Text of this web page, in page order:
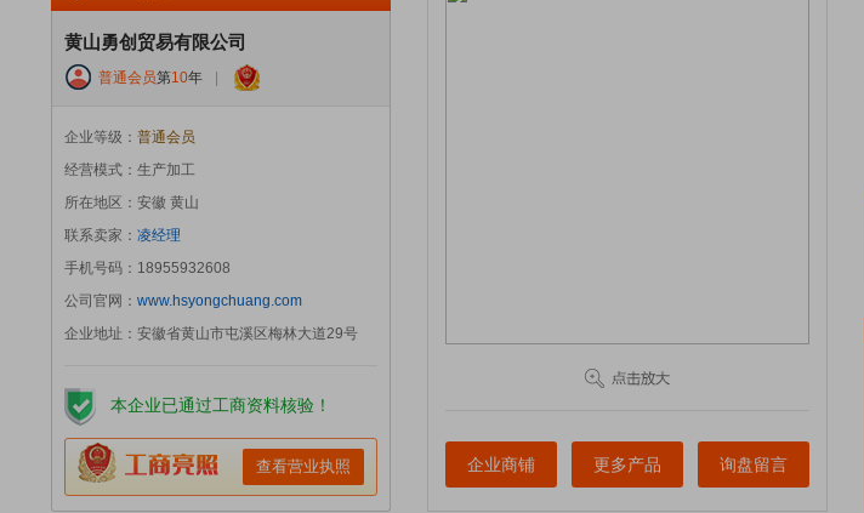
黄山勇创贸易有限公司
普通会员第10年
企业等级： 普通会员
经营模式：生产加工
所在地区：安徽 黄山
联系卖家： 凌经理
手机号码：18955932608
公司官网： www.hsyongchuang.com
企业地址：安徽省黄山市屯溪区梅林大道29号
本企业已通过工商资料核验！
查看营业执照 企业商铺 更多产品 询盘留言